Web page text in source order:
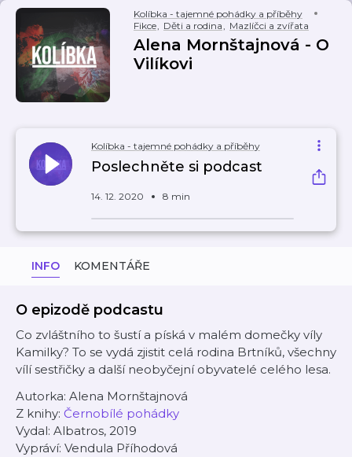
Kolíbka - tajemné pohádky a příběhy
Fikce, Děti a rodina, Mazlíčci a zvířata
Alena Mornštajnová - O
Vilíkovi
Kolíbka - tajemné pohádky a příběhy
Poslechněte si podcast
14. 12. 2020 8 min
INFO KOMENTÁŘE
O epizodě podcastu
Co zvláštního to šustí a píská v malém domečky víly
Kamilky? To se vydá zjistit celá rodina Brtníků, všechny
vílí sestřičky a další neobyčejní obyvatelé celého lesa.
Autorka: Alena Mornštajnová
Z knihy: Černobílé pohádky
Vydal: Albatros, 2019
Vypráví: Vendula Příhodová